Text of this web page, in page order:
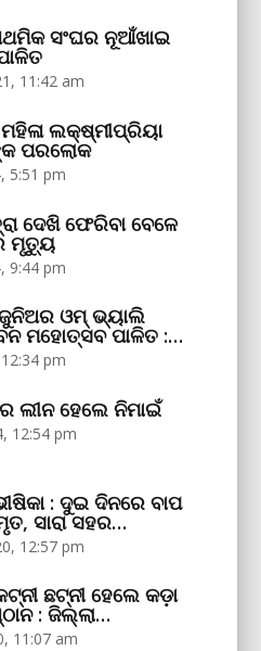
ସଂଘର ନୂଆଁଖାଇ
11:42 am
ମହିଳା ଲକ୍ଷ୍ମୀପ୍ରିୟା
ପରଲୋକ
5:51 pm
ଦେଖି ଫେରିବା ବେଳେ
ମୃତ୍ୟୁ
9:44 pm
ଓମ୍‌ ଭ୍ୟାଲି
ମହୋତ୍ସବ ପାଳିତ :…
pm
ଲୀନ ହେଲେ ନିମାଇଁ
12:54 pm
: ଦୁଇ ଦିନରେ ବାପ
ସାରା ସହର…
12:57 pm
ଛଟ୍‌ନୀ ହେଲେ କଡ଼ା
: ଜିଲ୍ଲା…
11:07 am